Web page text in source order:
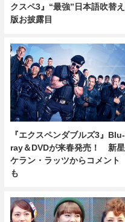
クスペ3』“最強”日本語吹替え
版お披露目
『エクスペンダブルズ3』Blu-
ray＆DVDが来春発売！ 新星
ケラン・ラッツからコメント
も